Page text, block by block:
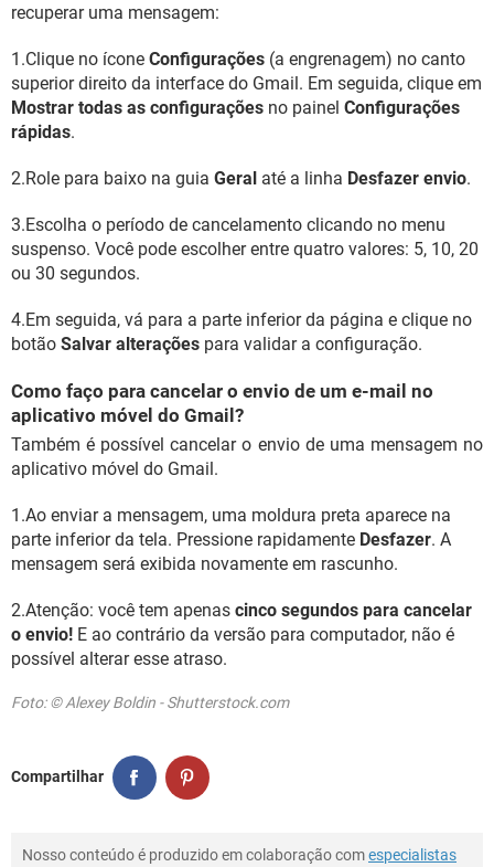
recuperar uma mensagem:
1.Clique no ícone Configurações (a engrenagem) no canto
superior direito da interface do Gmail. Em seguida, clique em
Mostrar todas as configurações no painel Configurações
rápidas.
2.Role para baixo na guia Geral até a linha Desfazer envio.
3.Escolha o período de cancelamento clicando no menu
suspenso. Você pode escolher entre quatro valores: 5, 10, 20
ou 30 segundos.
4.Em seguida, vá para a parte inferior da página e clique no
botão Salvar alterações para validar a configuração.
Como faço para cancelar o envio de um e-mail no
aplicativo móvel do Gmail?
Também é possível cancelar o envio de uma mensagem no
aplicativo móvel do Gmail.
1.Ao enviar a mensagem, uma moldura preta aparece na
parte inferior da tela. Pressione rapidamente Desfazer. A
mensagem será exibida novamente em rascunho.
2.Atenção: você tem apenas cinco segundos para cancelar
o envio! E ao contrário da versão para computador, não é
possível alterar esse atraso.
Foto: © Alexey Boldin - Shutterstock.com
Compartilhar
Nosso conteúdo é produzido em colaboração comespecialistas